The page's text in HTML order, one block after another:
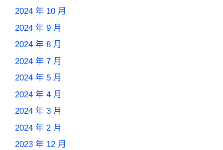
2024 年 10 月
2024 年 9 月
2024 年 8 月
2024 年 7 月
2024 年 5 月
2024 年 4 月
2024 年 3 月
2024 年 2 月
2023 年 12 月